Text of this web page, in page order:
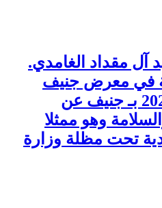
آل مقداد الغامدي.
في معرض جنيف
الدولي للاختراعات 2026 بـ جنيف عن
وهو ممثلا
تحت مظلة وزارة